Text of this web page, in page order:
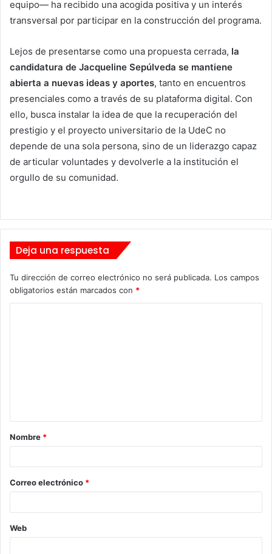
equipo— ha recibido una acogida positiva y un interés
transversal por participar en la construcción del programa.
Lejos de presentarse como una propuesta cerrada, la
candidatura de Jacqueline Sepúlveda se mantiene
abierta a nuevas ideas y aportes, tanto en encuentros
presenciales como a través de su plataforma digital. Con
ello, busca instalar la idea de que la recuperación del
prestigio y el proyecto universitario de la UdeC no
depende de una sola persona, sino de un liderazgo capaz
de articular voluntades y devolverle a la institución el
orgullo de su comunidad.
Deja una respuesta
Tu dirección de correo electrónico no será publicada. Los campos
obligatorios están marcados con *
a
r
*
Nombre *
Correo electrónico *
Web